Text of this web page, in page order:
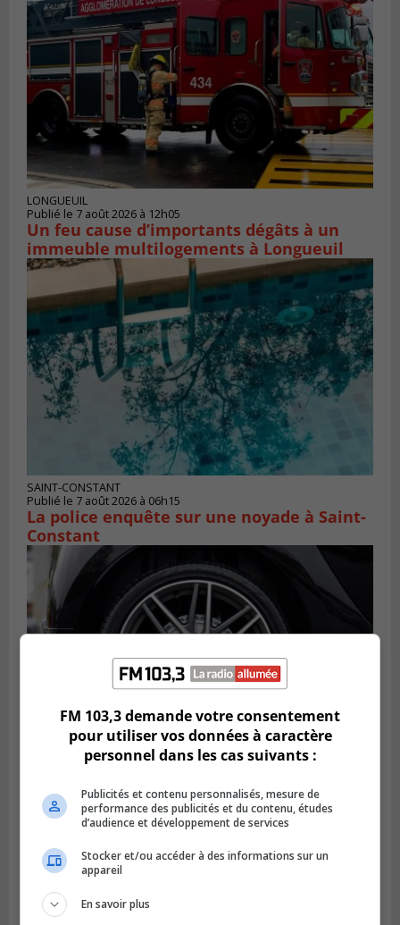
LONGUEUIL
Publié le 7 août 2026 à 12h05
Un feu cause d’importants dégâts à un
immeuble multilogements à Longueuil
SAINT-CONSTANT
Publié le 7 août 2026 à 06h15
La police enquête sur une noyade à Saint-
Constant
Publié le 6 août 2026 à 11h58
Des jeunes ciblent la Montérégie pour
le Défi écrou de roue
FM 103,3 demande votre consentement
pour utiliser vos données à caractère
personnel dans les cas suivants :
Publicités et contenu personnalisés, mesure de
performance des publicités et du contenu, études
d’audience et développement de services
Stocker et/ou accéder à des informations sur un
appareil
En savoir plus